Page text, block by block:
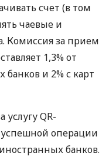
счет (в том
чаевые и
Комиссия за прием
1,3% от
и 2% с карт
услугу QR-
успешной операции
банков.